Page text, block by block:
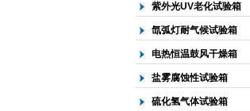
紫外光UV老化试验箱
氙弧灯耐气候试验箱
电热恒温鼓风干燥箱
盐雾腐蚀性试验箱
硫化氢气体试验箱